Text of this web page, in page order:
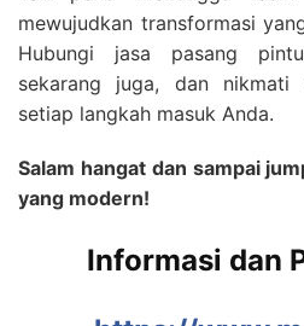
mewujudkan transformasi
Hubungi jasa pasang
sekarang juga, dan nikmati
setiap langkah masuk Anda.
Salam hangat dan sampai
yang modern!
Informasi dan